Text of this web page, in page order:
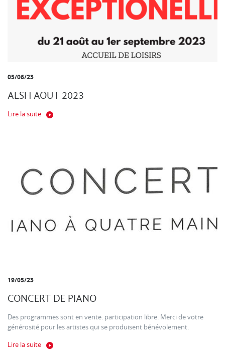
05/06/23
ALSH AOUT 2023
Lire la suite
19/05/23
CONCERT DE PIANO
Des programmes sont en vente. participation libre. Merci de votre
générosité pour les artistes qui se produisent bénévolement.
Lire la suite